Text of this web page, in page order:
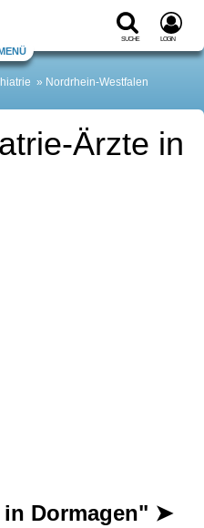
Suche Login
Nordrhein-Westfalen
Ärzte in
Dormagen" ➤